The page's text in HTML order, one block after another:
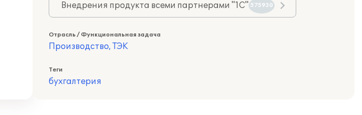
Внедрения продукта всеми партнерами "1С" 575930
Отрасль / Функциональная задача
Производство, ТЭК
Теги
бухгалтерия